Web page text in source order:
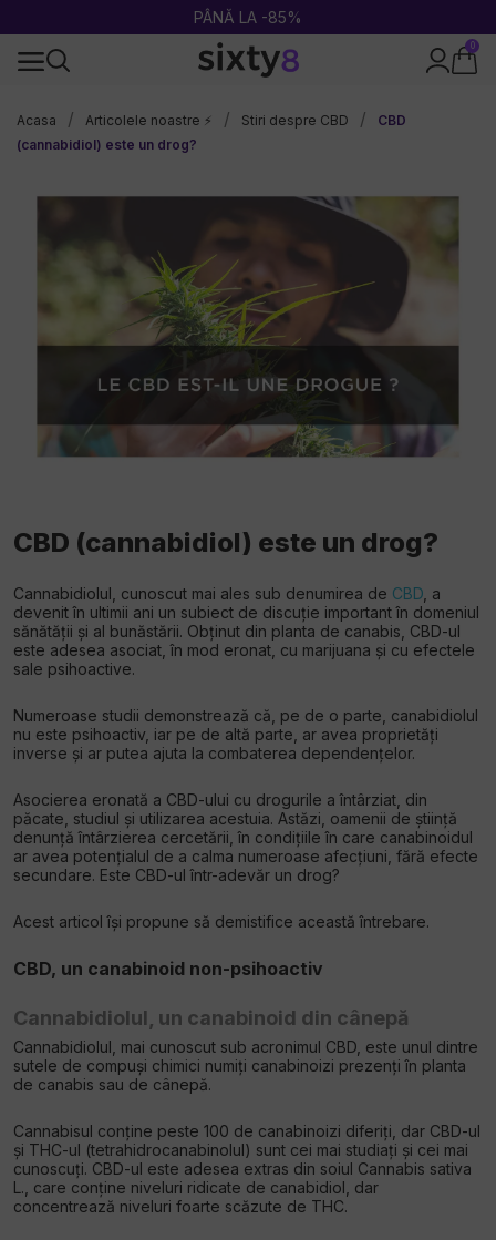
2 CUMPĂRATE = 1 CADOU
0
Acasa
Articolele noastre ⚡ Stiri despre CBD
CBD
(cannabidiol) este un drog?
CBD (cannabidiol) este un drog?
Cannabidiolul, cunoscut mai ales sub denumirea de CBD , a
devenit în ultimii ani un subiect de discuție important în domeniul
sănătății și al bunăstării. Obținut din planta de canabis, CBD-ul
este adesea asociat, în mod eronat, cu marijuana și cu efectele
sale psihoactive.
Numeroase studii demonstrează că, pe de o parte, canabidiolul
nu este psihoactiv, iar pe de altă parte, ar avea proprietăți
inverse și ar putea ajuta la combaterea dependențelor.
Asocierea eronată a CBD-ului cu drogurile a întârziat, din
păcate, studiul și utilizarea acestuia. Astăzi, oamenii de știință
denunță întârzierea cercetării, în condițiile în care canabinoidul
ar avea potențialul de a calma numeroase afecțiuni, fără efecte
secundare. Este CBD-ul într-adevăr un drog?
Acest articol își propune să demistifice această întrebare.
CBD, un canabinoid non-psihoactiv
Cannabidiolul, un canabinoid din cânepă
Cannabidiolul, mai cunoscut sub acronimul CBD, este unul dintre
sutele de compuși chimici numiți canabinoizi prezenți în planta
de canabis sau de cânepă.
Cannabisul conține peste 100 de canabinoizi diferiți, dar CBD-ul
și THC-ul (tetrahidrocanabinolul) sunt cei mai studiați și cei mai
cunoscuți. CBD-ul este adesea extras din soiul Cannabis sativa
L., care conține niveluri ridicate de canabidiol, dar
concentrează niveluri foarte scăzute de THC.